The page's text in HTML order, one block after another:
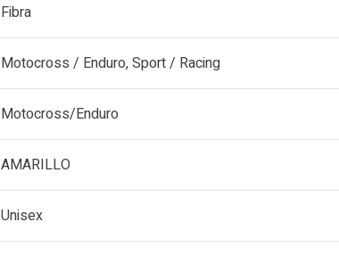
Fibra
Motocross / Enduro, Sport / Racing
Motocross/Enduro
AMARILLO
Unisex